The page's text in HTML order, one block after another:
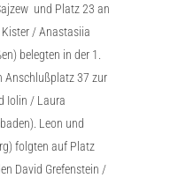
und Platz 23 an
/ Anastasiia
belegten in der 1.
Anschlußplatz 37 zur
Iolin / Laura
Leon und
folgten auf Platz
David Grefenstein /